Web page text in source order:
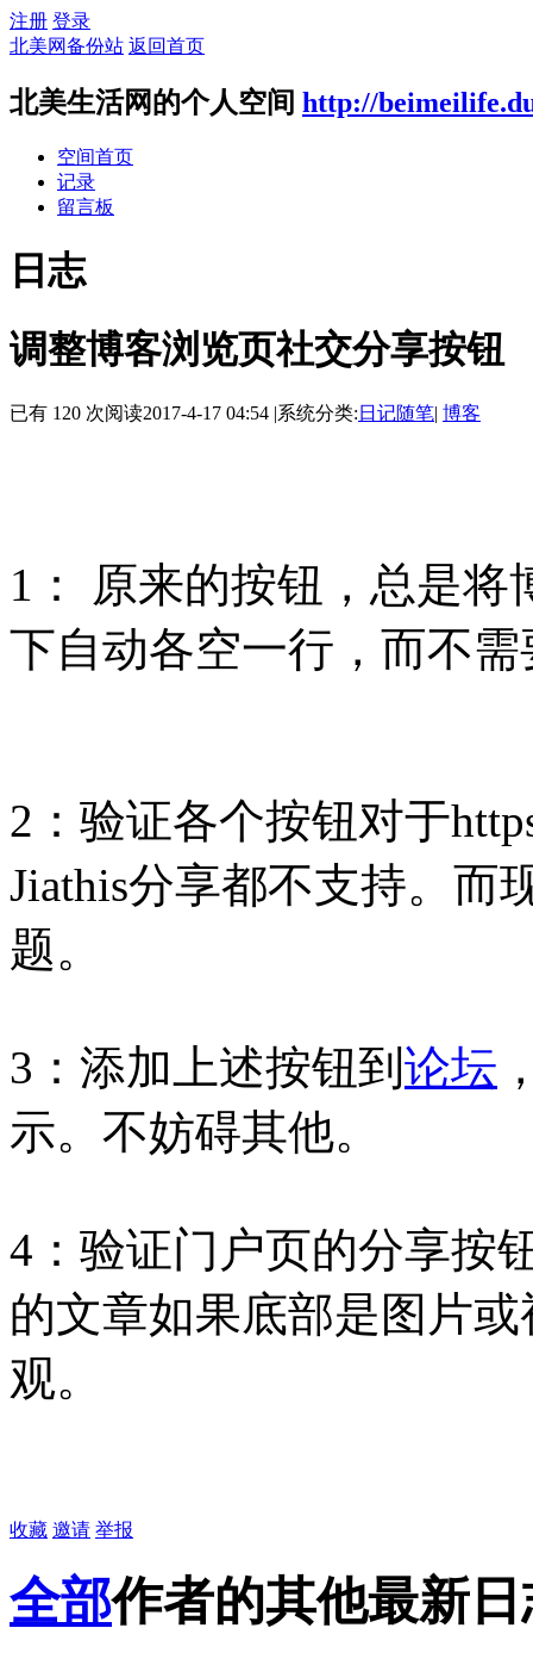
注册 登录
北美网备份站 返回首页
北美生活网的个人空间 http://
空间首页
记录
留言板
日志
调整博客浏览页社交分享按钮
已有 120 次阅读2017-4-17 04:54 |系统分类: 日记随笔| 博客
1： 原来的按钮，总是
下自动各空一行，而不
2：验证各个按钮对于
Jiathis分享都不支持。而
题。
3：添加上述按钮到 论坛
示。不妨碍其他。
4：验证门户页的分享按
的文章如果底部是图片
观。
收藏 邀请 举报
全部作者的其他最新日